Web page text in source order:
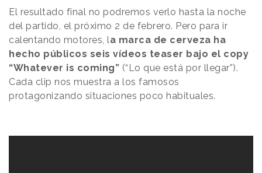
El resultado final no podremos verlo hasta la noche
del partido, el próximo 2 de febrero. Pero para ir
calentando motores, la marca de cerveza ha
hecho públicos seis vídeos teaser bajo el copy
“Whatever is coming” (“Lo que está por llegar”).
Cada clip nos muestra a los famosos
protagonizando situaciones poco habituales.